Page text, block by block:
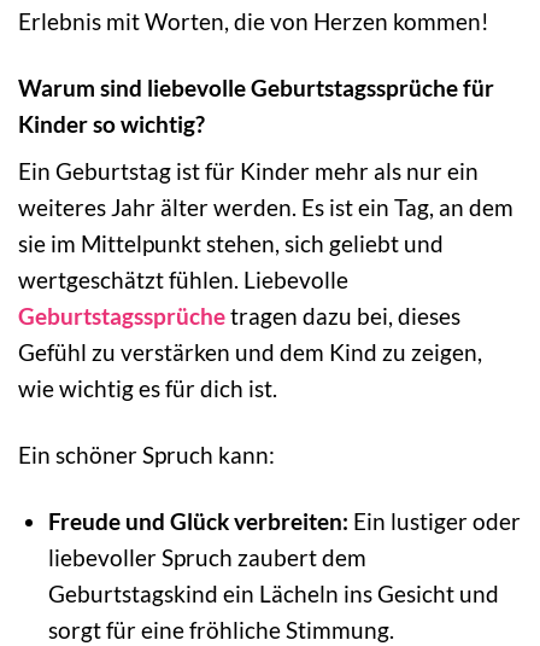
Erlebnis mit Worten, die von Herzen kommen!
Warum sind liebevolle Geburtstagssprüche für
Kinder so wichtig?
Ein Geburtstag ist für Kinder mehr als nur ein
weiteres Jahr älter werden. Es ist ein Tag, an dem
sie im Mittelpunkt stehen, sich geliebt und
wertgeschätzt fühlen. Liebevolle
Geburtstagssprüchetragen dazu bei, dieses
Gefühl zu verstärken und dem Kind zu zeigen,
wie wichtig es für dich ist.
Ein schöner Spruch kann:
Freude und Glück verbreiten: Ein lustiger oder
liebevoller Spruch zaubert dem
Geburtstagskind ein Lächeln ins Gesicht und
sorgt für eine fröhliche Stimmung.